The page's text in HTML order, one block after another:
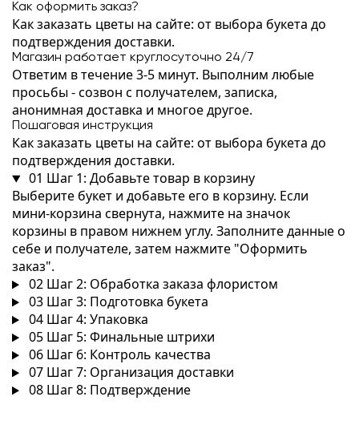
Как оформить заказ?
Как заказать цветы на сайте: от выбора букета до
подтверждения доставки.
Магазин работает круглосуточно 24/7
Ответим в течение 3-5 минут. Выполним любые
просьбы - созвон с получателем, записка,
анонимная доставка и многое другое.
Пошаговая инструкция
Как заказать цветы на сайте: от выбора букета до
подтверждения доставки.
01 Шаг 1: Добавьте товар в корзину
Выберите букет и добавьте его в корзину. Если
мини-корзина свернута, нажмите на значок
корзины в правом нижнем углу. Заполните данные о
себе и получателе, затем нажмите "Оформить
заказ".
02 Шаг 2: Обработка заказа флористом
03 Шаг 3: Подготовка букета
04 Шаг 4: Упаковка
05 Шаг 5: Финальные штрихи
06 Шаг 6: Контроль качества
07 Шаг 7: Организация доставки
08 Шаг 8: Подтверждение